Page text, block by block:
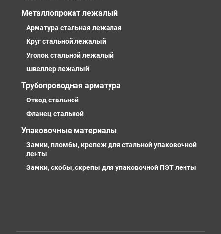
Металлопрокат лежалый
Арматура стальная лежалая
Круг стальной лежалый
Уголок стальной лежалый
Швеллер лежалый
Трубопроводная арматура
Отвод стальной
Фланец стальной
Упаковочные материалы
Замки, пломбы, крепеж для стальной упаковочной
ленты
Замки, скобы, скрепы для упаковочной ПЭТ ленты